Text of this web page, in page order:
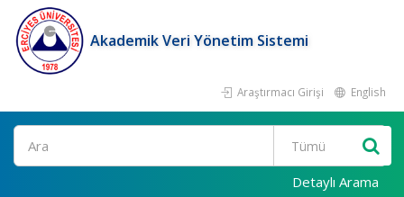
Akademik Veri Yönetim Sistemi
Araştırmacı Girişi English
Ara
Detaylı Arama